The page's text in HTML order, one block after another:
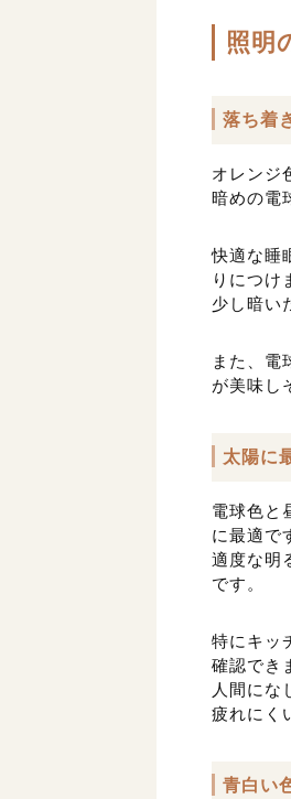
照明
落ち着
オレンジ
暗めの電
快適な睡
りにつけ
少し暗い
また、電
が美味し
太陽に
電球色と
に最適で
適度な明
です。
特にキッ
確認でき
人間にな
疲れにく
青白い